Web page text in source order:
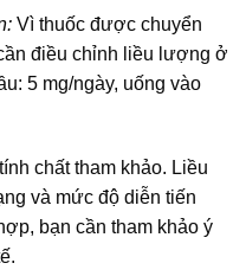
Vì thuốc được chuyển
điều chỉnh liều lượng ở
5 mg/ngày, uống vào
chất tham khảo. Liều
và mức độ diễn tiến
bạn cần tham khảo ý